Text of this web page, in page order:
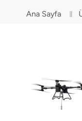
Ana Sayfa